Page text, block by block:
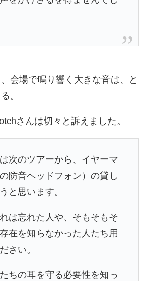
会場で鳴り響く大きな音は、と
。
さんは切々と訴えました。
次のツアーから、イヤーマ
防音ヘッドフォン）の貸し
と思います。
は忘れた人や、そもそもそ
在を知らなかった人たち用
さい。
ちの耳を守る必要性を知っ